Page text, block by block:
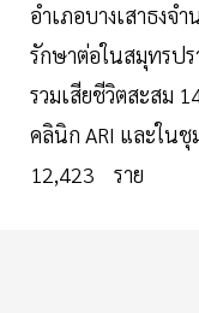
อำเภอบางเสาธงจ
รักษาต่อในสมุทรปร
รวมเสียชีวิตสะสม
คลินิก ARI และใน
12,423 ราย